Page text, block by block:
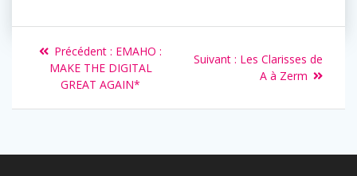
Précédent : EMAHO :
MAKE THE DIGITAL
GREAT AGAIN*
Suivant : Les Clarisses de
A à Zerm